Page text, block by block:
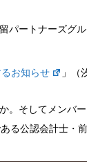
ートナーズグ
お知らせ 」（
。そしてメンバ
る公認会計士・